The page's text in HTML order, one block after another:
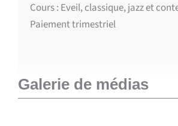
Cours : Eveil, classique, jazz et
Paiement trimestriel
Galerie de médias